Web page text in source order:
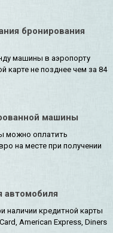
бронирования
машины в аэропорту
карте не позднее чем за 84
машины
можно оплатить
на месте при получении
автомобиля
наличии кредитной карты
American Express, Diners